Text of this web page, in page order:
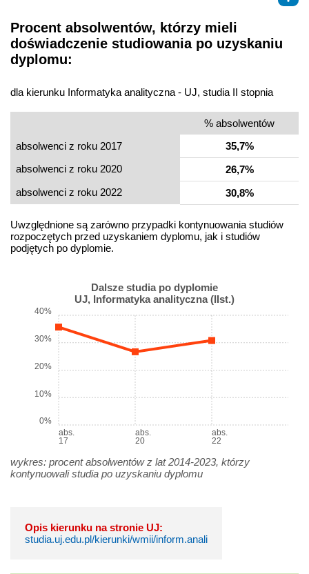
Procent absolwentów, którzy mieli
doświadczenie studiowania po uzyskaniu
dyplomu:
dla kierunku Informatyka analityczna - UJ, studia II stopnia
% absolwentów
absolwenci z roku 2017
35,7%
absolwenci z roku 2020
26,7%
absolwenci z roku 2022
30,8%
Uwzględnione są zarówno przypadki kontynuowania studiów
rozpoczętych przed uzyskaniem dyplomu, jak i studiów
podjętych po dyplomie.
Dalsze studia po dyplomie
UJ, Informatyka analityczna (IIst.)
abs.
17
abs.
20
abs.
22
0%
10%
20%
30%
40%
wykres: procent absolwentów z lat 2014-2023, którzy
kontynuowali studia po uzyskaniu dyplomu
Opis kierunku na stronie UJ:
studia.uj.edu.pl/kierunki/wmii/inform.anali